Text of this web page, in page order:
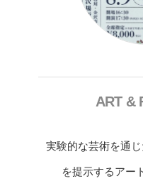
ART &
実験的な芸術を通
を提示するアー